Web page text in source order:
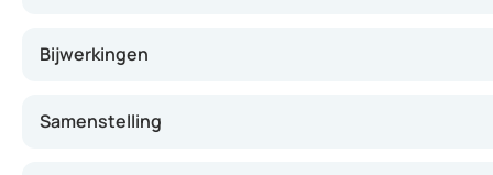
Bijwerkingen
Samenstelling